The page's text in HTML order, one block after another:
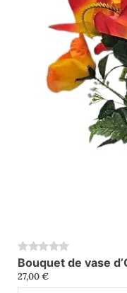
0
Bouquet de vase
27,00€